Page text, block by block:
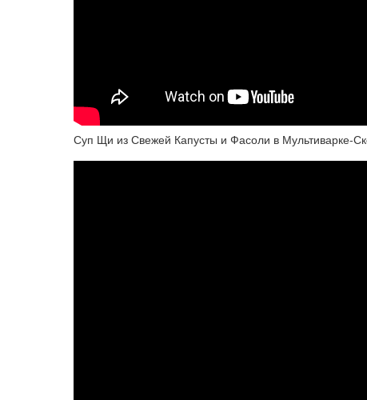
Суп Щи из Свежей Капусты и Фасоли в Мультиварке-